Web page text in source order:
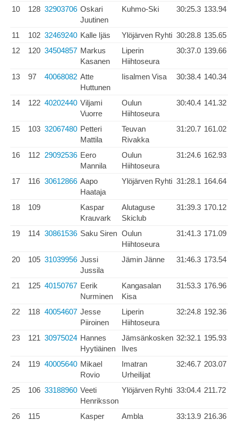
10 128 32903706 Oskari
Juutinen
Kuhmo-Ski 30:25.3 133.94
11 102 32469240 Kalle Ijäs Ylöjärven Ryhti 30:28.8 135.65
12
120 34504857 Markus
Kasanen
Liperin
Hiihtoseura
30:37.0 139.66
13 97 40068082 Atte
Huttunen
Iisalmen Visa 30:38.4 140.34
14 122 40202440 Viljami
Vuorre
Oulun
Hiihtoseura
30:40.4 141.32
15 103 32067480 Petteri
Mattila
Teuvan
Rivakka
31:20.7 161.02
16 112 29092536 Eero
Mannila
Oulun
Hiihtoseura
31:24.6 162.93
17 116 30612866 Aapo
Haataja
Ylöjärven Ryhti 31:28.1 164.64
18 109
Kaspar
Krauvark
Alutaguse
Skiclub
31:39.3 170.12
19 114 30861536 Saku Siren Oulun
Hiihtoseura
31:41.3 171.09
20 105 31039956 Jussi
Jussila
Jämin Jänne 31:46.3 173.54
21 125 40150767 Eerik
Nurminen
Kangasalan
Kisa
31:53.3 176.96
22 118 40054607 Jesse
Piiroinen
Liperin
Hiihtoseura
32:24.8 192.36
23 121 30975024 Hannes
Hyytiäinen
Jämsänkosken
Ilves
32:32.1 195.93
24 119 40005640 Mikael
Rovio
Imatran
Urheilijat
32:46.7 203.07
25 106 33188960 Veeti
Henriksson
Ylöjärven Ryhti 33:04.4 211.72
26 115
Kasper
Ambla
33:13.9 216.36